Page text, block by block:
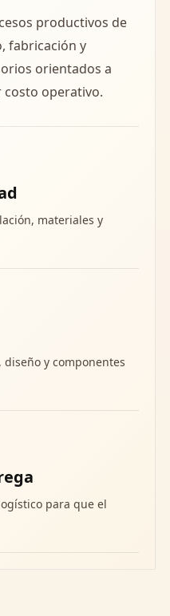
productivos de
fabricación y
orientados a
costo operativo.
materiales y
diseño y componentes
para que el